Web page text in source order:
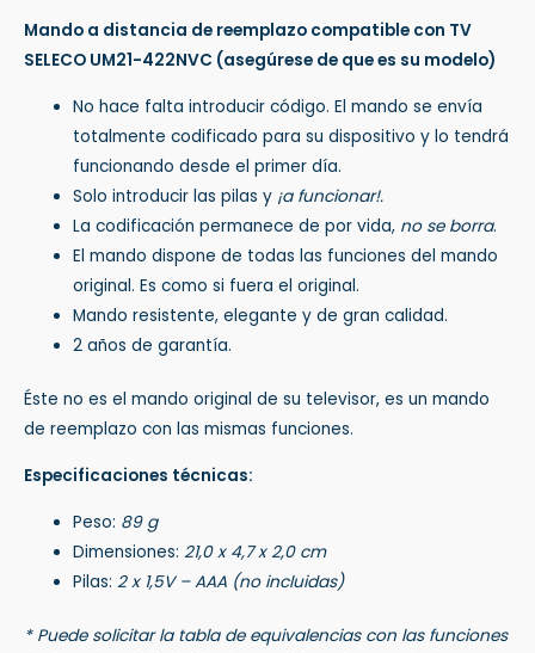
Mando a distancia de reemplazo compatible con TV
SELECO UM21-422NVC (asegúrese de que es su modelo)
No hace falta introducir código. El mando se envía
totalmente codificado para su dispositivo y lo tendrá
funcionando desde el primer día.
Solo introducir las pilas y ¡a funcionar!.
La codificación permanece de por vida, no se borra.
El mando dispone de todas las funciones del mando
original. Es como si fuera el original.
Mando resistente, elegante y de gran calidad.
2 años de garantía.
Éste no es el mando original de su televisor, es un mando
de reemplazo con las mismas funciones.
Especificaciones técnicas:
Peso: 89 g
Dimensiones:21,0 x 4,7 x 2,0 cm
Pilas:2 x 1,5V – AAA (no incluidas)
* Puede solicitar la tabla de equivalencias con las funciones